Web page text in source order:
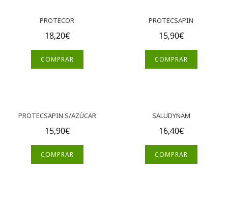
PROTECOR
18,20€
COMPRAR
PROTECSAPIN
15,90€
COMPRAR
PROTECSAPIN S/AZÚCAR
15,90€
COMPRAR
SALUDYNAM
16,40€
COMPRAR